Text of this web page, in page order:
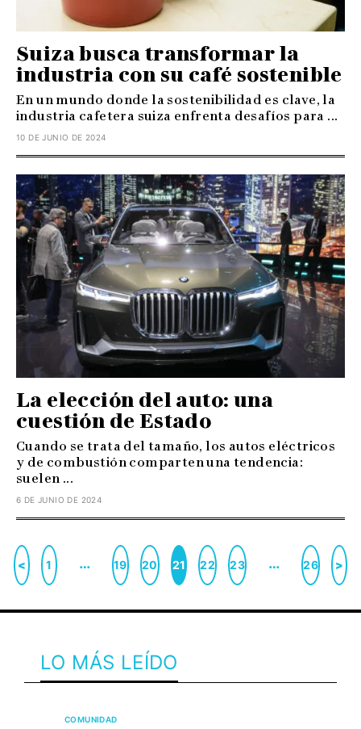
Suiza busca transformar la
industria con su café sostenible
En un mundo donde la sostenibilidad es clave, la
industria cafetera suiza enfrenta desafíos para ...
10 DE JUNIO DE 2024
La elección del auto: una
cuestión de Estado
Cuando se trata del tamaño, los autos eléctricos
y de combustión comparten una tendencia:
suelen ...
6 DE JUNIO DE 2024
< 1 … 19 20 21 22 23 … 26 >
LO MÁS LEÍDO
COMUNIDAD